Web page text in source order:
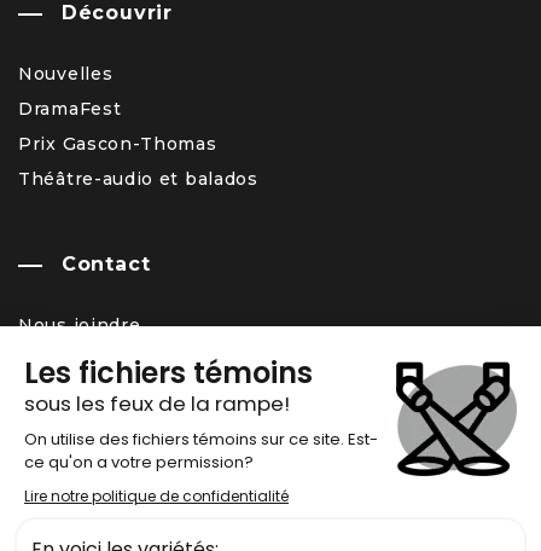
Découvrir
Nouvelles
DramaFest
Prix Gascon-Thomas
Théâtre-audio et balados
Contact
Nous joindre
Équipe
Carrière – offres d’emploi
Infolettre
Chronos